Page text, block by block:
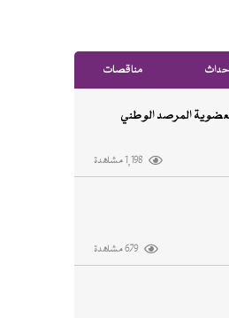
ﻣﻨﺎﻗﺼﺎت
المرصد الوطني
1,198 مشاهدة
679 مشاهدة